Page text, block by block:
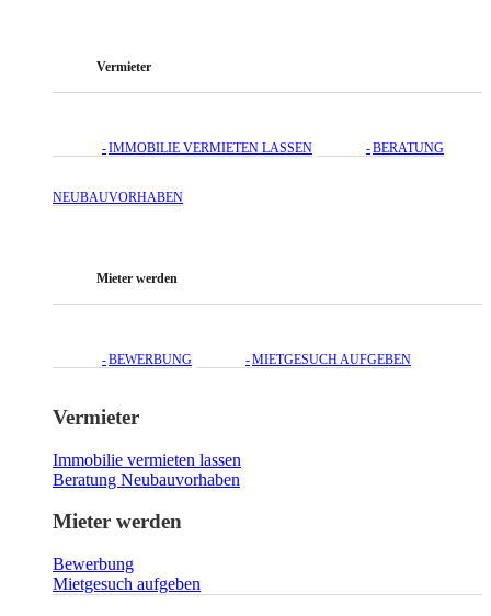
Vermieter
IMMOBILIE VERMIETEN LASSEN BERATUNG
NEUBAUVORHABEN
Mieter werden
BEWERBUNG MIETGESUCH AUFGEBEN
Vermieter
Immobilie vermieten lassen
Beratung Neubauvorhaben
Mieter werden
Bewerbung
Mietgesuch aufgeben